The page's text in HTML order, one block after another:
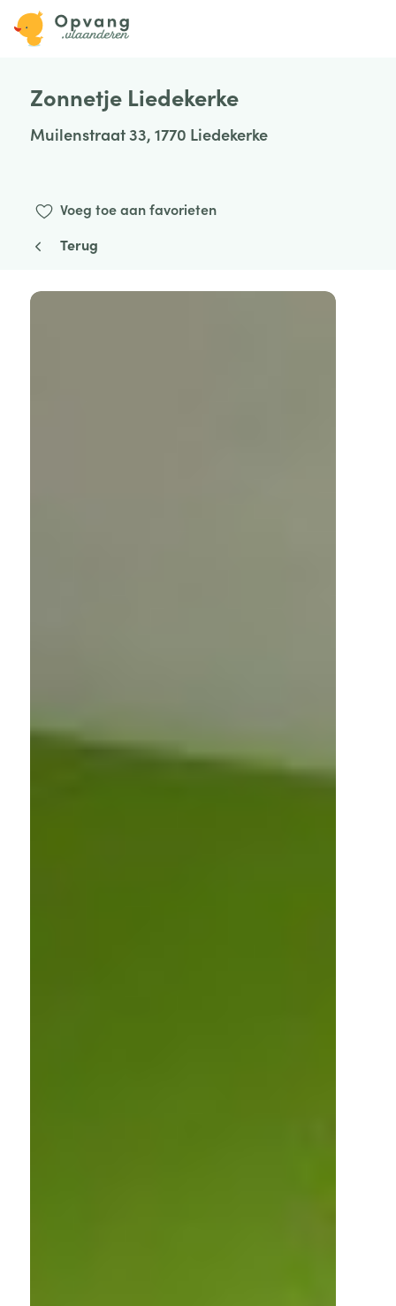
Zonnetje Liedekerke
Muilenstraat 33, 1770 Liedekerke
Voeg toe aan favorieten
Terug